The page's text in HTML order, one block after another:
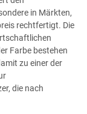
in Märkten,
rechtfertigt. Die
Farbe bestehen
zu einer der
die nach